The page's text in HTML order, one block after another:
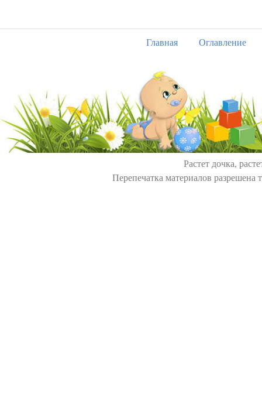
Главная Оглавление
Растет дочка,
Перепечатка материалов разрешена